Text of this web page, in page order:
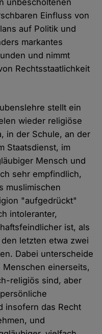
unbescholtenen
Einfluss von
auf Politik und
markantes
und nimmt
Rechtsstaatlichkeit
stellt ein
wieder religiöse
in der Schule, an der
Staatsdienst, im
Mensch und
sehr empfindlich,
muslimischen
"aufgedrückt"
intoleranter,
ist, als
letzten etwa zwei
Dabei unterscheide
einerseits,
religiös sind, aber
insofern das Recht
und